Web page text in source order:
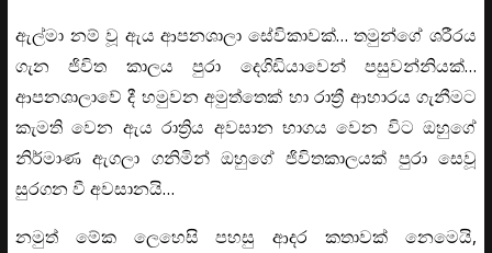
ඇල්මා නම් වූ ඇය ආපනශාලා සේවිකාවක්… තමුන්ගේ ශරීරය
ගැන ජිවිත කාලය පුරා දෙගිඩියාවෙන් පසුවන්නියක්…
ආපනශාලාවේ දී හමුවන අමුත්තෙක් හා රාත්‍රී ආහාරය ගැනීමට
කැමති වෙන ඇය රාත්‍රිය අවසාන භාගය වෙන විට ඔහුගේ
නිර්මාණ ඇගලා ගනිමින් ඔහුගේ ජිවිතකාලයක් පුරා සෙවූ
සුරගන වී අවසානයි…
නමුත් මේක ලෙහෙසි පහසු ආදර කතාවක් නෙමෙයි,